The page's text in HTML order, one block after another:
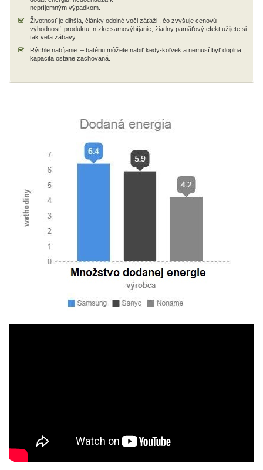
nepríjemným výpadkom.
Životnosť je dlhšia, články odolné voči záťaži , čo zvyšuje cenovú
výhodnosť produktu, nízke samovýbíjanie, žiadny pamäťový efekt užijete si
tak veľa zábavy.
Rýchle nabíjanie – batériu môžete nabiť kedy-koľvek a nemusí byť doplna ,
kapacita ostane zachovaná.